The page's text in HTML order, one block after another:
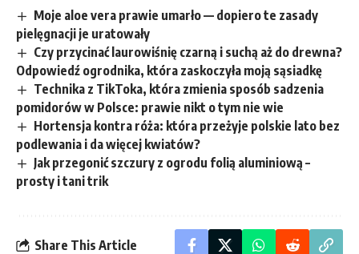
Moje aloe vera prawie umarło — dopiero te zasady
pielęgnacji je uratowały
Czy przycinać laurowiśnię czarną i suchą aż do drewna?
Odpowiedź ogrodnika, która zaskoczyła moją sąsiadkę
Technika z TikToka, która zmienia sposób sadzenia
pomidorów w Polsce: prawie nikt o tym nie wie
Hortensja kontra róża: która przeżyje polskie lato bez
podlewania i da więcej kwiatów?
Jak przegonić szczury z ogrodu folią aluminiową –
prosty i tani trik
Share This Article